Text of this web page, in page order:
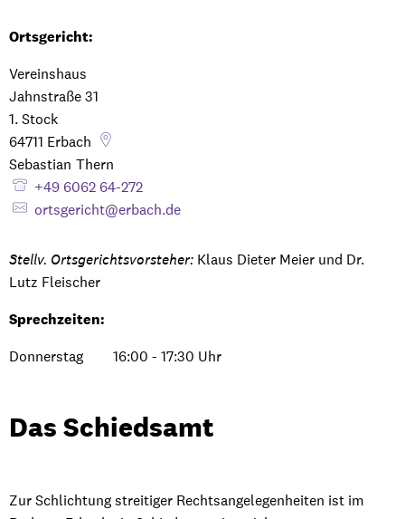
Ortsgericht:
Vereinshaus
Jahnstraße 31
1. Stock
64711 Erbach
Sebastian Thern
+49 6062 64-272
ortsgericht@erbach.de
Stellv. Ortsgerichtsvorsteher: Klaus Dieter Meier und Dr.
Lutz Fleischer
Sprechzeiten:
Donnerstag 16:00 - 17:30 Uhr
Das Schiedsamt
Zur Schlichtung streitiger Rechtsangelegenheiten ist im